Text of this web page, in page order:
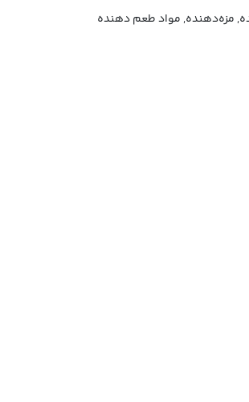
مزه‌دهنده, مواد طعم دهنده